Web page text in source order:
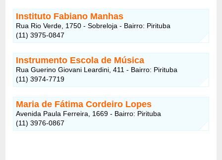
Instituto Fabiano Manhas
Rua Rio Verde, 1750 - Sobreloja - Bairro: Pirituba
(11) 3975-0847
Instrumento Escola de Música
Rua Guerino Giovani Leardini, 411 - Bairro: Pirituba
(11) 3974-7719
Maria de Fátima Cordeiro Lopes
Avenida Paula Ferreira, 1669 - Bairro: Pirituba
(11) 3976-0867